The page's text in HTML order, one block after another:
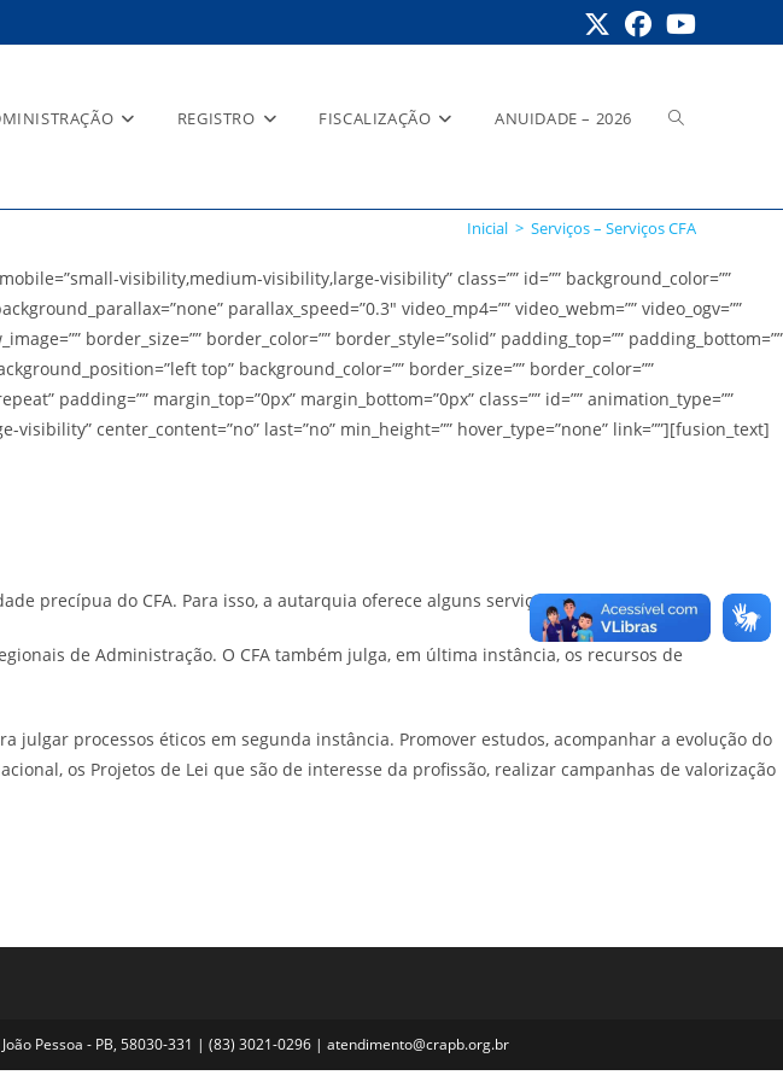
REGISTRO FISCALIZAÇÃO ANUIDADE – 2026 Alternar
pesquisa
Inicial > Serviços – Serviços CFA
visibility,medium-visibility,large-visibility” class=”” id=”” background_color=””
parallax_speed=”0.3″ video_mp4=”” video_webm=”” video_ogv=””
border_size=”” border_color=”” border_style=”solid” padding_top=”” padding_bottom=””
top” background_color=”” border_size=”” border_color=””
padding=”” margin_top=”0px” margin_bottom=”0px” class=”” id=”” animation_type=””
center_content=”no” last=”no” min_height=”” hover_type=”none” link=””][fusion_text]
precípua do CFA. Para isso, a autarquia oferece alguns serviços.
de Administração. O CFA também julga, em última instância, os recursos de
processos éticos em segunda instância. Promover estudos, acompanhar a evolução do
os Projetos de Lei que são de interesse da profissão, realizar campanhas de valorização
Pessoa - PB, 58030-331 | (83) 3021-0296 | atendimento@crapb.org.br